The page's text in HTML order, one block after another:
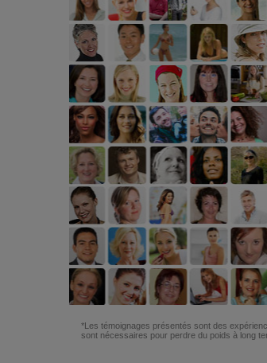
*Les témoignages présentés sont des
sont nécessaires pour perdre du poids à long